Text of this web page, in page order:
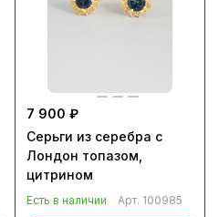
7 900 ₽
Серьги из серебра с
Лондон топазом,
цитрином
Есть в наличии Арт. 100985